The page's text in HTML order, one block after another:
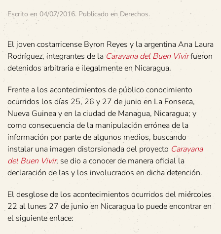
Escrito en 04/07/2016. Publicado en Derechos.
El joven costarricense Byron Reyes y la argentina Ana Laura
Rodríguez, integrantes de la Caravana del Buen Vivirfueron
detenidos arbitraria e ilegalmente en Nicaragua.
Frente a los acontecimientos de público conocimiento
ocurridos los días 25, 26 y 27 de junio en La Fonseca,
Nueva Guinea y en la ciudad de Managua, Nicaragua; y
como consecuencia de la manipulación errónea de la
información por parte de algunos medios, buscando
instalar una imagen distorsionada del proyecto Caravana
del Buen Vivir, se dio a conocer de manera oficial la
declaración de las y los involucrados en dicha detención.
El desglose de los acontecimientos ocurridos del miércoles
22 al lunes 27 de junio en Nicaragua lo puede encontrar en
el siguiente enlace: